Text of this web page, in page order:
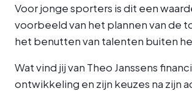
Voor jonge sporters is dit een
voorbeeld van het plannen van de
het benutten van talenten buiten
Wat vind jij van Theo Janssens
ontwikkeling en zijn keuzes na zijn